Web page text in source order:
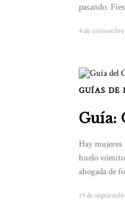
pasando.
4 de noviembre
GUÍAS DE
Guía:
Hay mujeres
huelo vómito
ahogada de
19 de